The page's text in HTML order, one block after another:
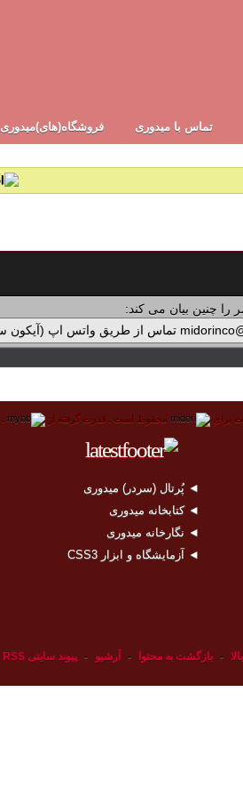
تماس با میدوری فروشگاه(های)میدوری
چنین بیان می کند:
برای محفوظ است . قدرت گرفته از
◄ پُرتال (سردر) میدوری
◄ کتابخانه میدوری
◄ نگارخانه میدوری
◄ آزمایشگاه و ابزار CSS3
- بازگشت به محتوا - آرشیو - پیوند سایتی RSS